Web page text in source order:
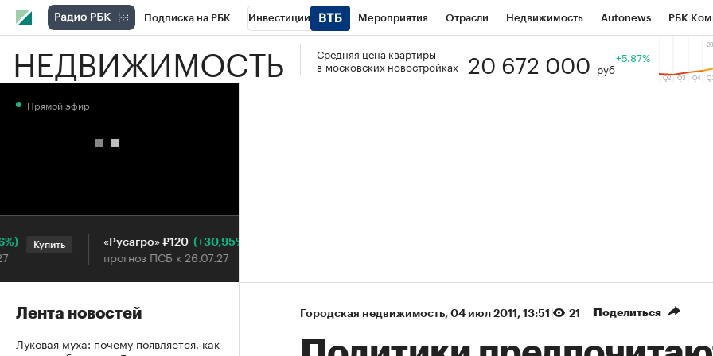
Подписка на РБК Инвестиции Мероприятия Отрасли Недвижимость Autonews РБК
РБК Вино Спорт Школа управления РБК РБК Образование Тренды
НЕДВИЖИМОСТЬ
Средняя цена квартиры
в московских новостройках
20 672 000 руб
+5.87%
Городская недвижимость⁠, 04 июл 2011, 13:51 21 Поделиться
Прямой эфир
Купить «Русагро» ₽120 (+30,95%)
прогноз ПСБ к 26.07.27
Лента новостей
Луковая муха: почему появляется, как